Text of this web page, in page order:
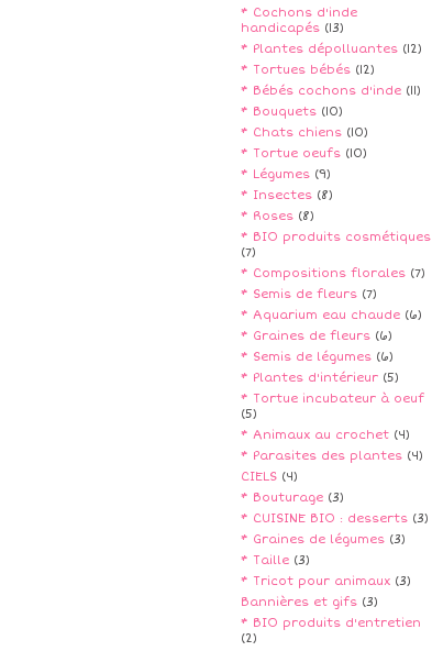
* Cochons d'inde
handicapés (13)
* Plantes dépolluantes (12)
* Tortues bébés (12)
* Bébés cochons d'inde (11)
* Bouquets (10)
* Chats chiens (10)
* Tortue oeufs (10)
* Légumes (9)
* Insectes (8)
* Roses (8)
* BIO produits cosmétiques
(7)
* Compositions florales (7)
* Semis de fleurs (7)
* Aquarium eau chaude (6)
* Graines de fleurs (6)
* Semis de légumes (6)
* Plantes d'intérieur (5)
* Tortue incubateur à oeuf
(5)
* Animaux au crochet (4)
* Parasites des plantes (4)
CIELS (4)
* Bouturage (3)
* CUISINE BIO : desserts (3)
* Graines de légumes (3)
* Taille (3)
* Tricot pour animaux (3)
Bannières et gifs (3)
* BIO produits d'entretien
(2)